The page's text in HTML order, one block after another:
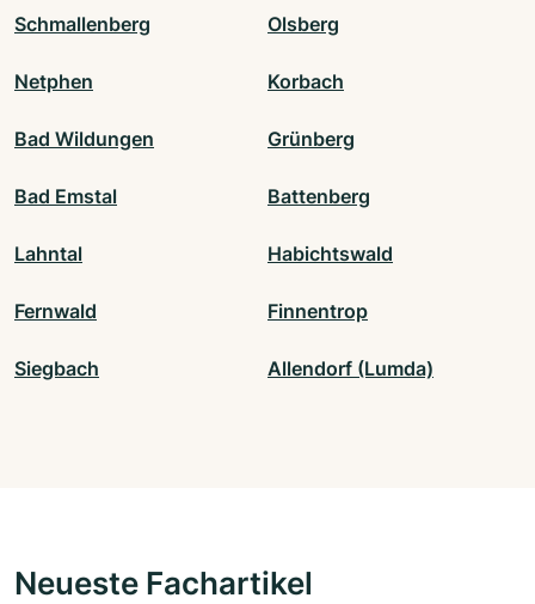
Schmallenberg Olsberg
Netphen Korbach
Bad Wildungen Grünberg
Bad Emstal Battenberg
Lahntal Habichtswald
Fernwald Finnentrop
Siegbach Allendorf (Lumda)
Neueste Fachartikel